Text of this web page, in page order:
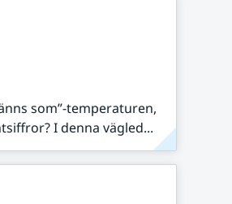
som”-temperaturen,
I denna vägled...